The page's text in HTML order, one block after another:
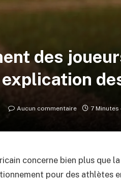
des
Aucun commentaire 7
concerne bien plus que
pour des athlètes